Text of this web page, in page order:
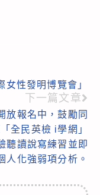
性發明博覽會」
下一篇文章
放報名中，鼓勵同
全民英檢 i學網」
聽讀說寫練習並即
人化強弱項分析。